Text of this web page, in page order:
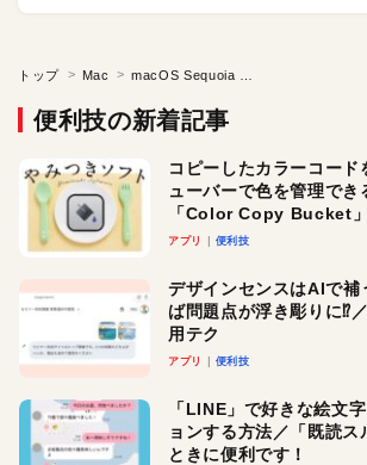
トップ Mac
便利技の新着記事
コピーしたカラーコード
ューバーで色を管理でき
「Color Copy Bucket」
アプリ 便利技
デザインセンスはAIで
ば問題点が浮き彫りに⁉︎
用テク
アプリ 便利技
「LINE」で好きな絵文
ョンする方法／「既読
ときに便利です！